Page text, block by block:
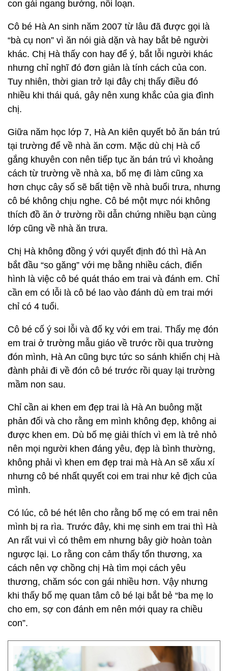
con gái ngang bướng, nổi loạn.
Cô bé Hà An sinh năm 2007 từ lâu đã được gọi là
“bà cụ non” vì ăn nói già dặn và hay bắt bẻ người
khác. Chị Hà thấy con hay để ý, bắt lỗi người khác
nhưng chỉ nghĩ đó đơn giản là tính cách của con.
Tuy nhiên, thời gian trở lại đây chị thấy điều đó
nhiều khi thái quá, gây nên xung khắc của gia đình
chị.
Giữa năm học lớp 7, Hà An kiên quyết bỏ ăn bán trú
tại trường để về nhà ăn cơm. Mặc dù chị Hà cố
gắng khuyên con nên tiếp tục ăn bán trú vì khoảng
cách từ trường về nhà xa, bố mẹ đi làm cũng xa
hơn chục cây số sẽ bất tiện về nhà buổi trưa, nhưng
cô bé không chịu nghe. Cô bé một mực nói không
thích đồ ăn ở trường rồi dẫn chứng nhiều bạn cùng
lớp cũng về nhà ăn trưa.
Chị Hà không đồng ý với quyết định đó thì Hà An
bắt đầu “so găng” với mẹ bằng nhiều cách, điển
hình là việc cô bé quát tháo em trai và đánh em. Chỉ
cần em có lỗi là cô bé lao vào đánh dù em trai mới
chỉ có 4 tuổi.
Cô bé cố ý soi lỗi và đố kỵ với em trai. Thấy mẹ đón
em trai ở trường mẫu giáo về trước rồi qua trường
đón mình, Hà An cũng bực tức so sánh khiến chị Hà
đành phải đi về đón cô bé trước rồi quay lại trường
mầm non sau.
Chỉ cần ai khen em đẹp trai là Hà An buông mặt
phản đối và cho rằng em mình không đẹp, không ai
được khen em. Dù bố mẹ giải thích vì em là trẻ nhỏ
nên mọi người khen đáng yêu, đẹp là bình thường,
không phải vì khen em đẹp trai mà Hà An sẽ xấu xí
nhưng cô bé nhất quyết coi em trai như kẻ địch của
mình.
Có lúc, cô bé hét lên cho rằng bố mẹ có em trai nên
mình bị ra rìa. Trước đây, khi mẹ sinh em trai thì Hà
An rất vui vì có thêm em nhưng bây giờ hoàn toàn
ngược lại. Lo rằng con cảm thấy tổn thương, xa
cách nên vợ chồng chị Hà tìm mọi cách yêu
thương, chăm sóc con gái nhiều hơn. Vậy nhưng
khi thấy bố mẹ quan tâm cô bé lại bắt bẻ “ba mẹ lo
cho em, sợ con đánh em nên mới quay ra chiều
con”.